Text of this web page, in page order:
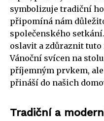
symbolizuje tradiční
připomíná nám
společenského
oslavit a zdůraznit
Vánoční svícen na
příjemným prvkem,
přináší do našich
Tradiční a